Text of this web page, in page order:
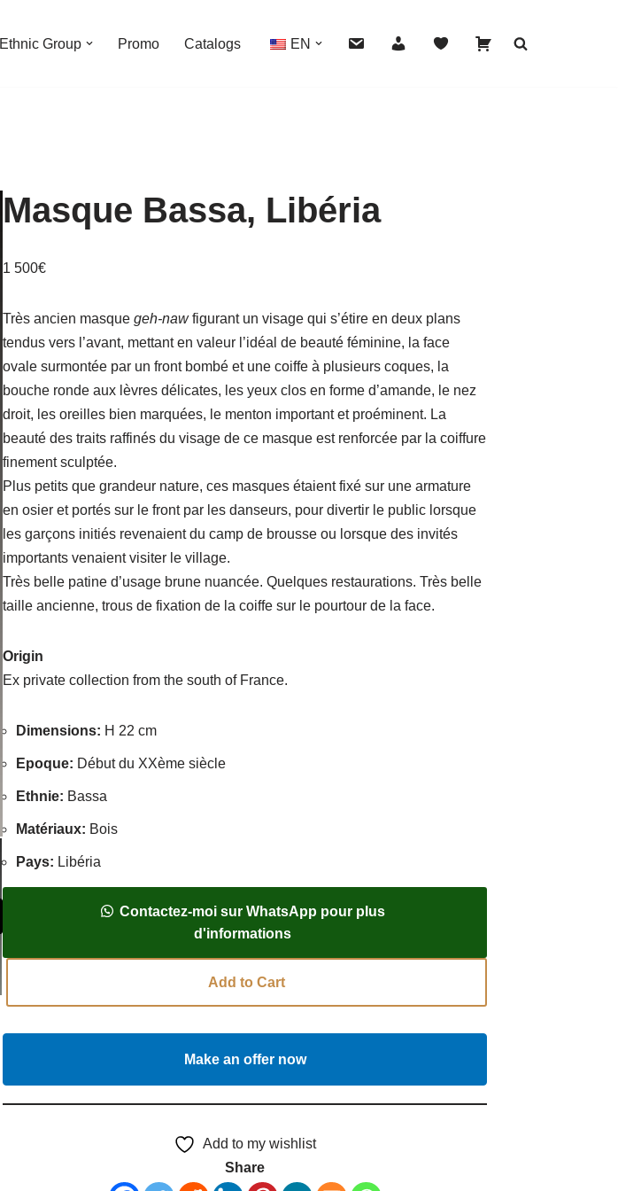
Ethnic Group Promo Catalogs EN
Masque Bassa, Libéria
1 500€
Très ancien masquegeh-nawfigurant un visage qui s’étire en deux plans
tendus vers l’avant, mettant en valeur l’idéal de beauté féminine, la face
ovale surmontée par un front bombé et une coiffe à plusieurs coques, la
bouche ronde aux lèvres délicates, les yeux clos en forme d’amande, le nez
droit, les oreilles bien marquées, le menton important et proéminent. La
beauté des traits raffinés du visage de ce masque est renforcée par la coiffure
finement sculptée.
Plus petits que grandeur nature, ces masques étaient fixé sur une armature
en osier et portés sur le front par les danseurs, pour divertir le public lorsque
les garçons initiés revenaient du camp de brousse ou lorsque des invités
importants venaient visiter le village.
Très belle patine d’usage brune nuancée. Quelques restaurations. Très belle
taille ancienne, trous de fixation de la coiffe sur le pourtour de la face.
Origin
Ex private collection from the south of France.
Dimensions: H 22 cm
Epoque: Début du XXème siècle
Ethnie: Bassa
Matériaux: Bois
Pays: Libéria
Contactez-moi sur WhatsApp pour plus
d'informations
Add to Cart
Make an offer now
Add to my wishlist
Share